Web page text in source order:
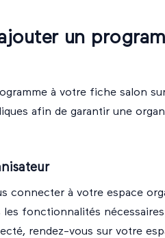
un
à votre fiche salon
afin de garantir une
connecter à votre espace
les fonctionnalités
rendez-vous sur votre